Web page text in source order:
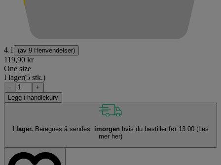
4.1 (av 9 Henvendelser)
119,90 kr
One size
I lager(5 stk.)
−
+
Legg i handlekurv
I lager. Beregnes å sendes imorgen hvis du bestiller før 13.00 (Les
mer her)